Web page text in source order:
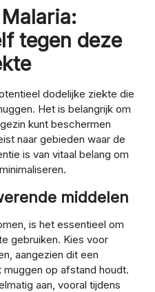
tegen deze
dodelijke ziekte die
Het is belangrijk om
kunt beschermen
naar gebieden waar de
is van vitaal belang om
middelen
is het essentieel om
gebruiken. Kies voor
aangezien dit een
op afstand houdt.
aan, vooral tijdens